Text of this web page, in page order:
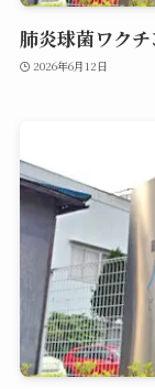
肺炎球菌ワク
2026年6月12日